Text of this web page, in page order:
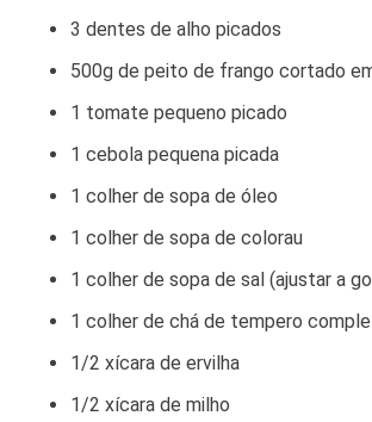
3 dentes de alho picados
500g de peito de frango cortado
1 tomate pequeno picado
1 cebola pequena picada
1 colher de sopa de óleo
1 colher de sopa de colorau
1 colher de sopa de sal (ajustar a
1 colher de chá de tempero
1/2 xícara de ervilha
1/2 xícara de milho